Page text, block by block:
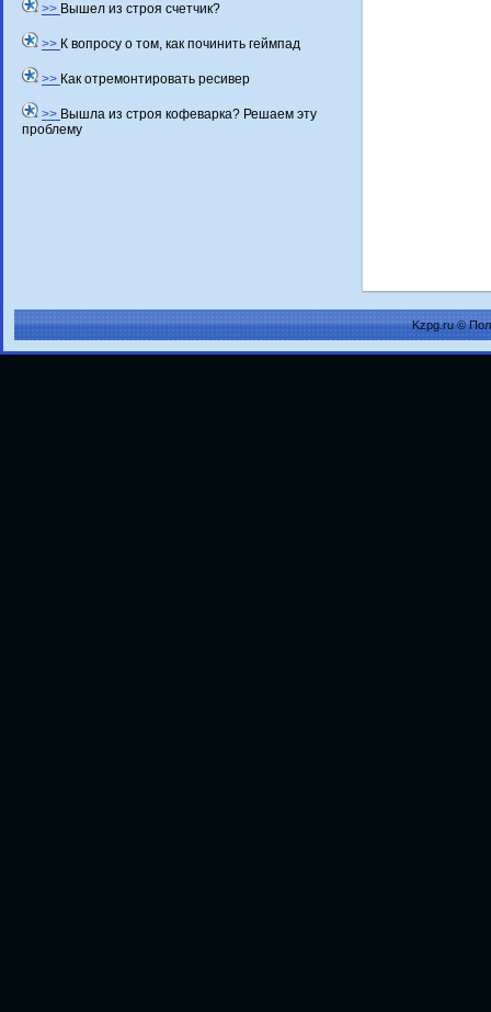
>> Вышел из строя счетчик?
>> К вопросу о том, как починить геймпад
>> Как отремонтировать ресивер
>> Вышла из строя кофеварка? Решаем эту
проблему
Kzpg.ru ©